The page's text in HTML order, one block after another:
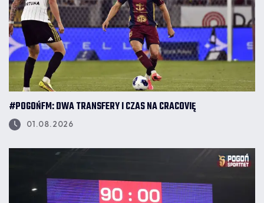
#POGOŃFM: DWA TRANSFERY I CZAS NA CRACOVIĘ
01.08.2026